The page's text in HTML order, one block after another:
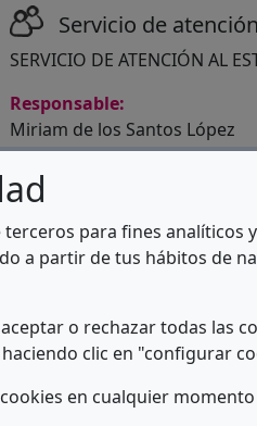
para fines analíticos
a partir de tus hábitos de
o rechazar todas las
clic en "configurar
en cualquier
ventana)
Servicio de
SERVICIO DE ATENCIÓN AL
Responsable:
Miriam de los Santos López
Urbanización Villafranca del
Villanueva de la Cañada -
918153131 Ext: 1321
mdelossantos@ucjc.edu >
Ir a la web del servicio >(Abre
Y PERMANENCIA